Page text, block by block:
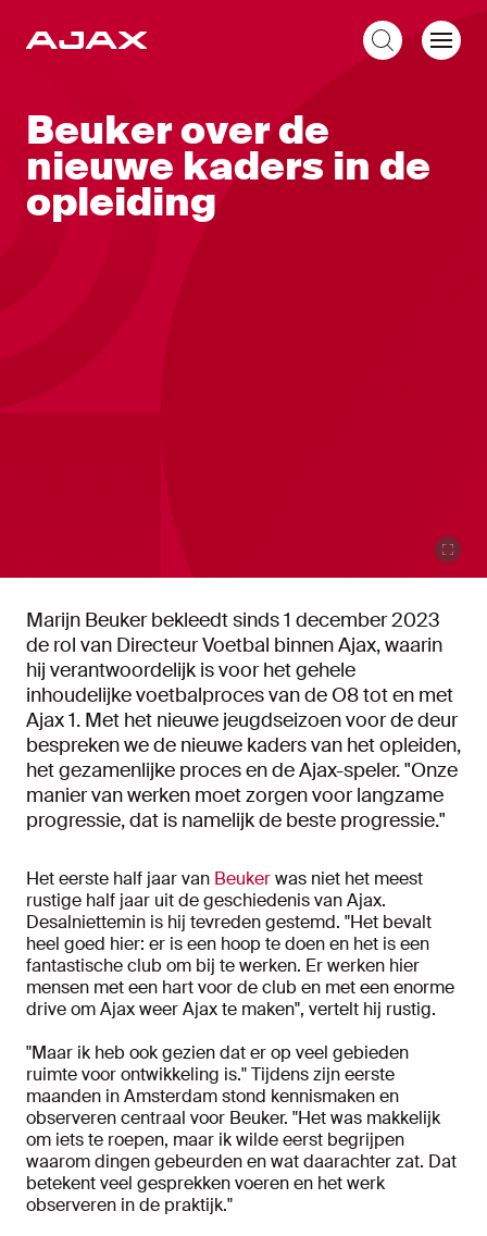
Beuker over de
nieuwe kaders in de
opleiding
Marijn Beuker bekleedt sinds 1 december 2023
de rol van Directeur Voetbal binnen Ajax, waarin
hij verantwoordelijk is voor het gehele
inhoudelijke voetbalproces van de O8 tot en met
Ajax 1. Met het nieuwe jeugdseizoen voor de deur
bespreken we de nieuwe kaders van het opleiden,
het gezamenlijke proces en de Ajax-speler. "Onze
manier van werken moet zorgen voor langzame
progressie, dat is namelijk de beste progressie."
Het eerste half jaar van Beukerwas niet het meest
rustige half jaar uit de geschiedenis van Ajax.
Desalniettemin is hij tevreden gestemd. "Het bevalt
heel goed hier: er is een hoop te doen en het is een
fantastische club om bij te werken. Er werken hier
mensen met een hart voor de club en met een enorme
drive om Ajax weer Ajax te maken", vertelt hij rustig.
"Maar ik heb ook gezien dat er op veel gebieden
ruimte voor ontwikkeling is." Tijdens zijn eerste
maanden in Amsterdam stond kennismaken en
observeren centraal voor Beuker. "Het was makkelijk
om iets te roepen, maar ik wilde eerst begrijpen
waarom dingen gebeurden en wat daarachter zat. Dat
betekent veel gesprekken voeren en het werk
observeren in de praktijk."